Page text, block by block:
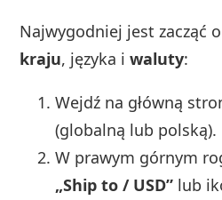
Najwygodniej jest zacząć
kraju, języka iwaluty:
Wejdź na główną
(globalną lub polską).
W prawym górnym
„Ship to / USD” lub